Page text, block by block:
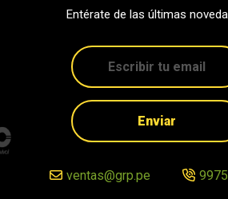
Entérate de las últimas
Enviar
ventas@grp.pe